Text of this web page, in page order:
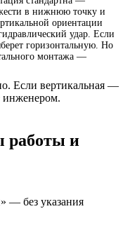
в нижнюю точку и
ориентации
удар. Если
горизонтальную. Но
монтажа —
Если вертикальная —
инженером.
работы и
— без указания